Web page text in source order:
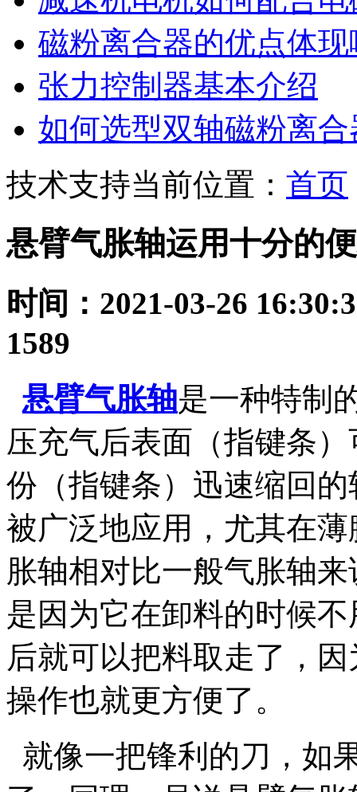
磁粉离合器的优点体
张力控制器基本介绍
如何选型双轴磁粉离
技术支持当前位置： 首页
悬臂气胀轴运用十分的
时间：2021-03-26
1589
悬臂气胀轴是一种特制
压充气后表面（指键条
份（指键条）迅速缩回
被广泛地应用，尤其在
胀轴相对比一般气胀轴
是因为它在卸料的时候
后就可以把料取走了，
操作也就更方便了。
就像一把锋利的刀，如